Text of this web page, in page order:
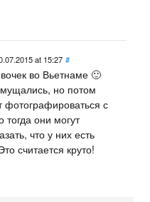
at 15:27 #
во Вьетнаме 🙂
но потом
фотографироваться с
тогда они могут
что у них есть
считается круто!